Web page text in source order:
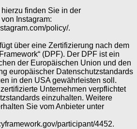
finden Sie in der
Instagram:
policy/.
über eine Zertifizierung nach dem
(DPF). Der DPF ist ein
der Europäischen Union und den
europäischer Datenschutzstandards
in den USA gewährleisten soll.
Unternehmen verpflichtet
einzuhalten. Weitere
Sie vom Anbieter unter
participant/4452.